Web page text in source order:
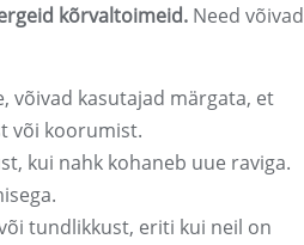
kõrvaltoimeid. Need võivad
võivad kasutajad märgata, et
või koorumist.
kui nahk kohaneb uue raviga.
tundlikkust, eriti kui neil on